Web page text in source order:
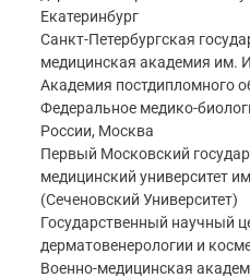
Екатеринбург
Санкт-Петербургская
медицинская академия им.
Академия постдипломного
Федеральное медико-
России, Москва
Первый Московский
медицинский университет
(Сеченовский Университет)
Государственный научный
дерматовенерологии и
Военно-медицинская